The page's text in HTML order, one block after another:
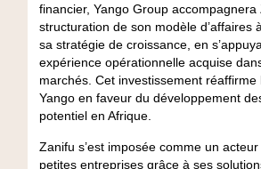
financier, Yango Group accompagnera
structuration de son modèle d’affaires
sa stratégie de croissance, en
expérience opérationnelle acquise
marchés. Cet investissement réaffirme
Yango en faveur du développement
potentiel en Afrique.
Zanifu s’est imposée comme un
petites entreprises grâce à ses